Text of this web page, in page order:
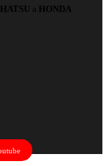
a HONDA